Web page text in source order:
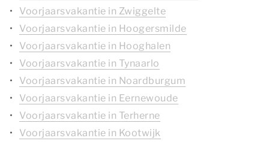
Voorjaarsvakantie in Zwiggelte
Voorjaarsvakantie in Hoogersmilde
Voorjaarsvakantie in Hooghalen
Voorjaarsvakantie in Tynaarlo
Voorjaarsvakantie in Noardburgum
Voorjaarsvakantie in Eernewoude
Voorjaarsvakantie in Terherne
Voorjaarsvakantie in Kootwijk